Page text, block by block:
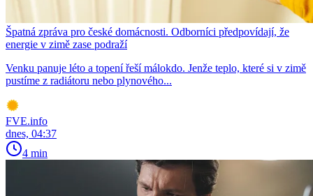
Špatná zpráva pro české domácnosti. Odborníci předpovídají, že
energie v zimě zase podraží
Venku panuje léto a topení řeší málokdo. Jenže teplo, které si v zimě
pustíme z radiátoru nebo plynového...
FVE.info
dnes, 04:37
4 min